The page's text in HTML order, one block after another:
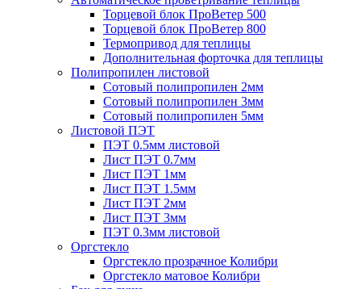
Торцевой блок ПроВетер 500
Торцевой блок ПроВетер 800
Термопривод для теплицы
Дополнительная форточка для теплицы
Полипропилен листовой
Сотовый полипропилен 2мм
Сотовый полипропилен 3мм
Сотовый полипропилен 5мм
Листовой ПЭТ
ПЭТ 0.5мм листовой
Лист ПЭТ 0.7мм
Лист ПЭТ 1мм
Лист ПЭТ 1.5мм
Лист ПЭТ 2мм
Лист ПЭТ 3мм
ПЭТ 0.3мм листовой
Оргстекло
Оргстекло прозрачное Колибри
Оргстекло матовое Колибри